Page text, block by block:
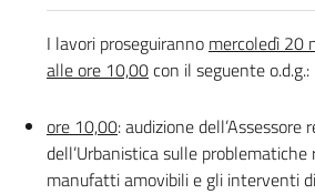
I lavori proseguiranno mercoledì 20
alle ore 10,00con il seguente o.d.g.:
ore 10,00: audizione dell’Assessore
dell’Urbanistica sulle
manufatti amovibili e gli interventi